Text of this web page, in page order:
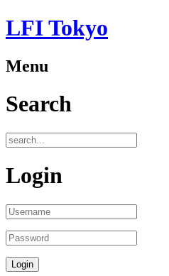
LFI Tokyo
Menu
Search
Login